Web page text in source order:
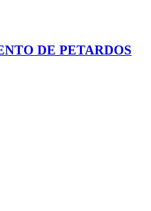
DE PETARDOS